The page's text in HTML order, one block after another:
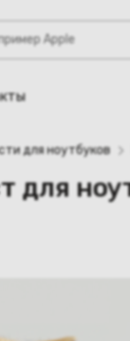
HP ProBook
для ноутбуков
для